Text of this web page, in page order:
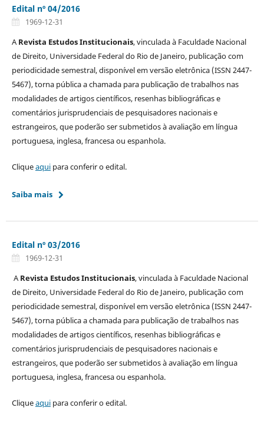
Edital nº 04/2016
1969-12-31
ARevista Estudos Institucionais, vinculada à Faculdade Nacional
de Direito, Universidade Federal do Rio de Janeiro, publicação com
periodicidade semestral, disponível em versão eletrônica (ISSN 2447-
5467), torna pública a chamada para publicação de trabalhos nas
modalidades de artigos científicos, resenhas bibliográficas e
comentários jurisprudenciais de pesquisadores nacionais e
estrangeiros, que poderão ser submetidos à avaliação em língua
portuguesa, inglesa, francesa ou espanhola.
Cliqueaquipara conferir o edital.
Saiba mais
Edital nº 03/2016
1969-12-31
ARevista Estudos Institucionais, vinculada à Faculdade Nacional
de Direito, Universidade Federal do Rio de Janeiro, publicação com
periodicidade semestral, disponível em versão eletrônica (ISSN 2447-
5467), torna pública a chamada para publicação de trabalhos nas
modalidades de artigos científicos, resenhas bibliográficas e
comentários jurisprudenciais de pesquisadores nacionais e
estrangeiros, que poderão ser submetidos à avaliação em língua
portuguesa, inglesa, francesa ou espanhola.
Cliqueaquipara conferir o edital.